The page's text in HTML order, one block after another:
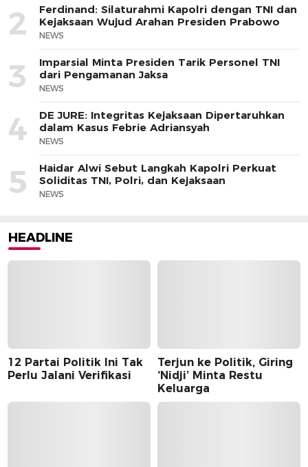
2
Ferdinand: Silaturahmi Kapolri dengan TNI dan
Kejaksaan Wujud Arahan Presiden Prabowo
NEWS
3
Imparsial Minta Presiden Tarik Personel TNI
dari Pengamanan Jaksa
NEWS
4
DE JURE: Integritas Kejaksaan Dipertaruhkan
dalam Kasus Febrie Adriansyah
NEWS
5
Haidar Alwi Sebut Langkah Kapolri Perkuat
Soliditas TNI, Polri, dan Kejaksaan
NEWS
HEADLINE
12 Partai Politik Ini Tak
Perlu Jalani Verifikasi
Terjun ke Politik, Giring
‘Nidji’ Minta Restu
Keluarga